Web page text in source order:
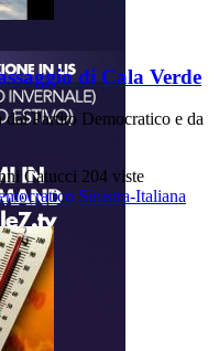
di Cala Verde
dal Partito Democratico e da
Catucci 204 viste
Sinistra-Italiana